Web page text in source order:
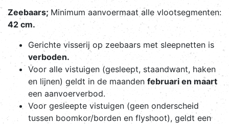
Zeebaars; Minimum aanvoermaat alle vlootsegmenten:
42 cm.
Gerichte visserij op zeebaars met sleepnetten is
verboden.
Voor alle vistuigen (gesleept, staandwant, haken
en lijnen) geldt in de maanden februari en maart
een aanvoerverbod.
Voor gesleepte vistuigen (geen onderscheid
tussen boomkor/borden en flyshoot), geldt een